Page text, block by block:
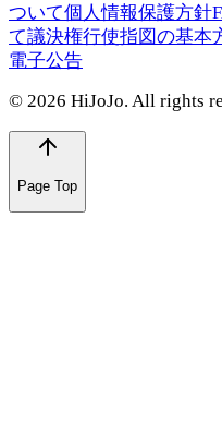
ついて個人情報保護方針
て議決権行使指図の基本
電子公告
© 2026 HiJoJo. All rights
Page Top